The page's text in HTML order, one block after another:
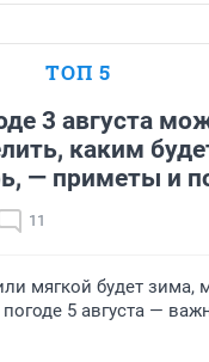
ТОП 5
3 августа
каким
— приметы и
11
мягкой будет зима,
погоде 5 августа —